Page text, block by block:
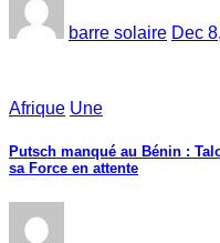
barre solaire Dec
Afrique Une
Putsch manqué au Bénin :
sa Force en attente